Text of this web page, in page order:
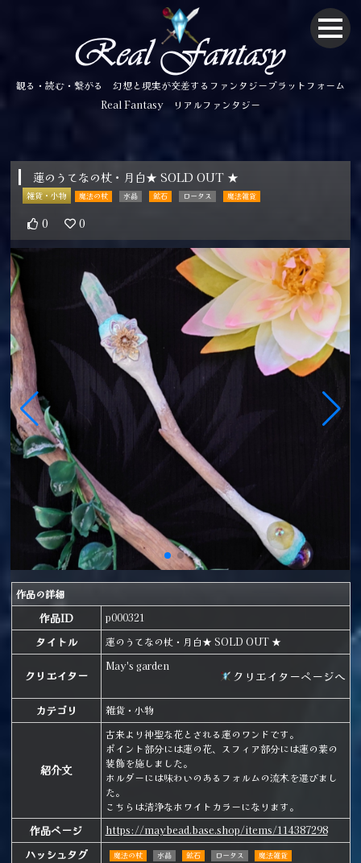
観る・読む・繋がる 幻想と現実が交差するファンタジープラットフォーム
Real Fantasy リアルファンタジー
蓮のうてなの杖・月白★ SOLD OUT ★
雑貨・小物 魔法の杖 水晶 鉱石 ロータス 魔法雑貨
0 0
作品の詳細
作品ID p000321
タイトル 蓮のうてなの杖・月白★ SOLD OUT ★
クリエイター
May's garden
クリエイターページへ
カテゴリ 雑貨・小物
紹介文
古来より神聖な花とされる蓮のワンドです。
ポイント部分には蓮の花、スフィア部分には蓮の葉の
装飾を施しました。
ホルダーには味わいのあるフォルムの流木を選びまし
た。
こちらは清浄なホワイトカラーになります。
作品ページ https://maybead.base.shop/items/114387298
ハッシュタグ 魔法の杖 水晶 鉱石 ロータス 魔法雑貨